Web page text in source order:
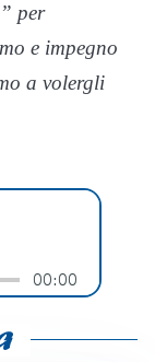
per
e impegno
a volergli